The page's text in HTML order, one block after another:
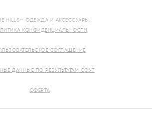
HILLS— ОДЕЖДА И АКСЕССУАРЫ.
КОНФИДЕНЦИАЛЬНОСТИ
СОГЛАШЕНИЕ
ДАННЫЕ ПО РЕЗУЛЬТАТАМ СОУТ
ОФЕРТА